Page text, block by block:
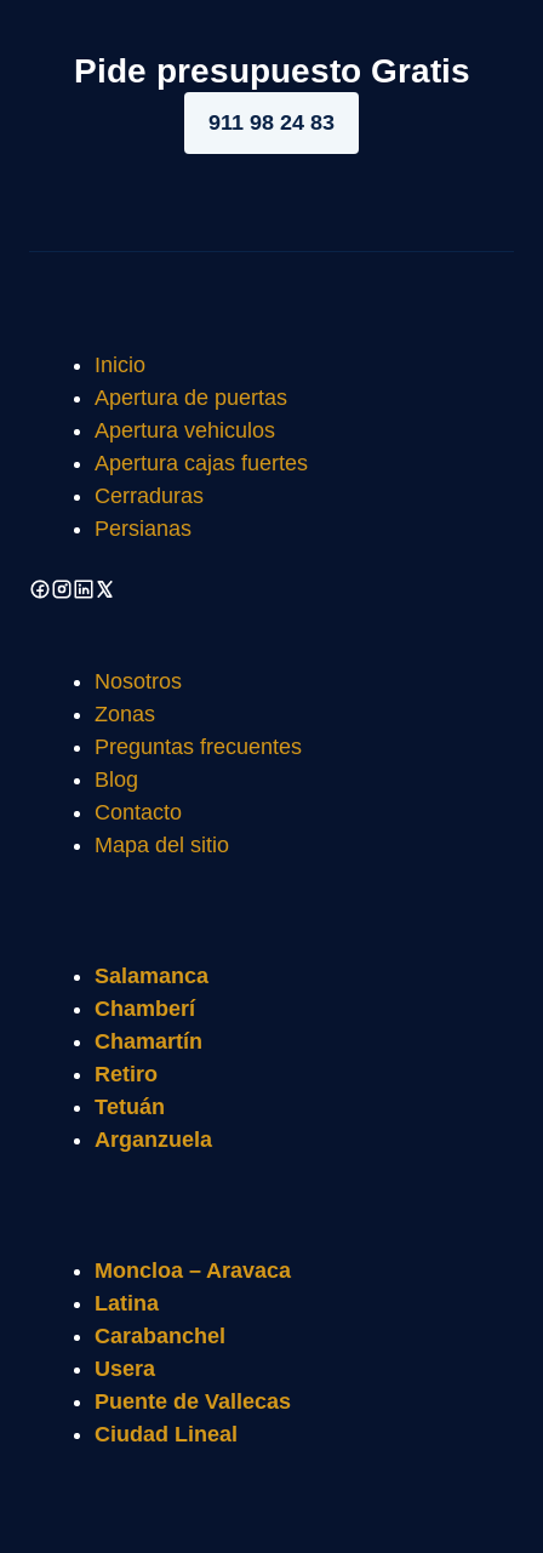
Pide presupuesto Gratis
911 98 24 83
Inicio
Apertura de puertas
Apertura vehiculos
Apertura cajas fuertes
Cerraduras
Persianas
Nosotros
Zonas
Preguntas frecuentes
Blog
Contacto
Mapa del sitio
Salamanca
Chamberí
Chamartín
Retiro
Tetuán
Arganzuela
Moncloa – Aravaca
Latina
Carabanchel
Usera
Puente de Vallecas
Ciudad Lineal